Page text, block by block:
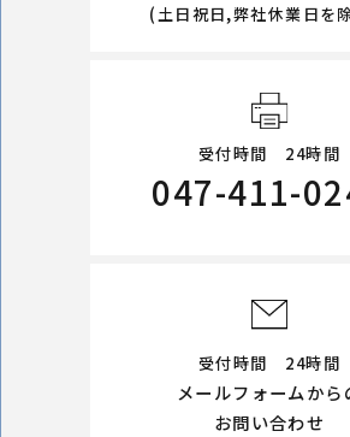
(土日祝日,弊社休業日を除
受付時間 24時間
047-411-
受付時間 24時間
メールフォームから
お問い合わせ